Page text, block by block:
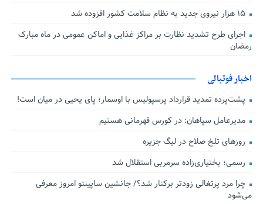
۱۵ هزار نیروی جدید به نظام سلامت کشور افزوده شد
اجرای طرح تشدید نظارت بر مراکز غذایی و اماکن عمومی در ماه مبارک
رمضان
اخبار فوتبالی
پشت‌پرده تمدید قرارداد پرسپولیس با اوسمار؛ پای یحیی در میان است!
مدیرعامل سپاهان: در کورس قهرمانی هستیم
روزهای تلخ صلاح در لیگ جزیره
رسمی؛ بختیاری‌زاده سرمربی استقلال شد
چرا مرد پرتغالی زودتر برکنار شد؟/ جانشین ساپینتو امروز معرفی
می‌شود